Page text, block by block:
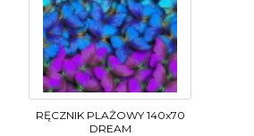
RĘCZNIK PLAŻOWY 140x70
DREAM